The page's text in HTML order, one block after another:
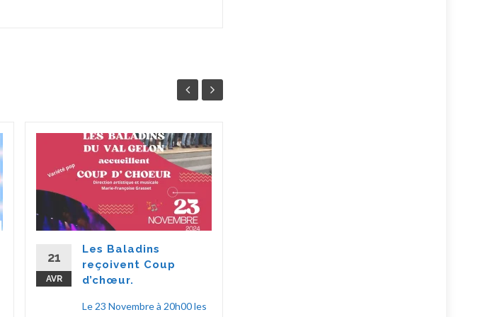
21
AVR
Les Baladins
reçoivent Coup
d’chœur.
Le 23 Novembre à 20h00 les